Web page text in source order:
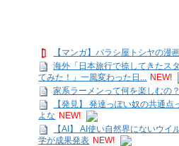
【マンガ】バラシ屋トシヤの漫
海外「日本旅行で捺してきたス
てみた！」一風変わった日... NEW!
家系ラーメンって何を楽しむの？
【発見】 発達っぽい奴の共通
よな NEW!
【AI】 AI使い自然界にないウ
学が成果発表 NEW!